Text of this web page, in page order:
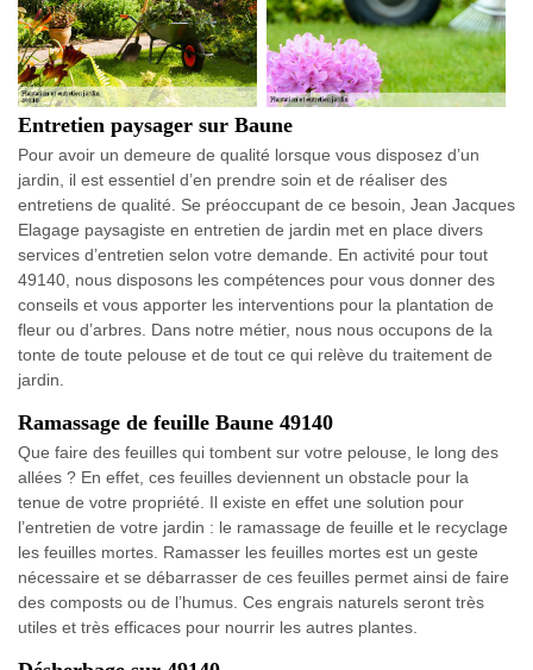
Entretien paysager sur Baune
Pour avoir un demeure de qualité lorsque vous disposez d’un
jardin, il est essentiel d’en prendre soin et de réaliser des
entretiens de qualité. Se préoccupant de ce besoin, Jean Jacques
Elagage paysagiste en entretien de jardin met en place divers
services d’entretien selon votre demande. En activité pour tout
49140, nous disposons les compétences pour vous donner des
conseils et vous apporter les interventions pour la plantation de
fleur ou d’arbres. Dans notre métier, nous nous occupons de la
tonte de toute pelouse et de tout ce qui relève du traitement de
jardin.
Ramassage de feuille Baune 49140
Que faire des feuilles qui tombent sur votre pelouse, le long des
allées ? En effet, ces feuilles deviennent un obstacle pour la
tenue de votre propriété. Il existe en effet une solution pour
l’entretien de votre jardin : le ramassage de feuille et le recyclage
les feuilles mortes. Ramasser les feuilles mortes est un geste
nécessaire et se débarrasser de ces feuilles permet ainsi de faire
des composts ou de l’humus. Ces engrais naturels seront très
utiles et très efficaces pour nourrir les autres plantes.